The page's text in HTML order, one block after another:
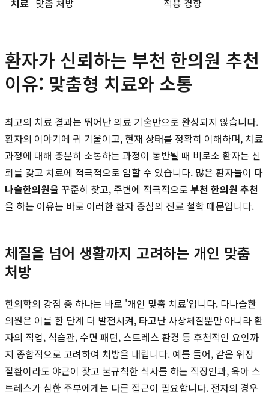
치료 맞춤 처방
적용 경향
환자가 신뢰하는 부천 한의원 추천
이유: 맞춤형 치료와 소통
최고의 치료 결과는 뛰어난 의료 기술만으로 완성되지 않습니다.
환자의 이야기에 귀 기울이고, 현재 상태를 정확히 이해하며, 치료
과정에 대해 충분히 소통하는 과정이 동반될 때 비로소 환자는 신
뢰를 갖고 치료에 적극적으로 임할 수 있습니다. 많은 환자들이 다
나슬한의원을 꾸준히 찾고, 주변에 적극적으로 부천 한의원 추천
을 하는 이유는 바로 이러한 환자 중심의 진료 철학 때문입니다.
체질을 넘어 생활까지 고려하는 개인 맞춤
처방
한의학의 강점 중 하나는 바로 '개인 맞춤 치료'입니다. 다나슬한
의원은 이를 한 단계 더 발전시켜, 타고난 사상체질뿐만 아니라 환
자의 직업, 식습관, 수면 패턴, 스트레스 환경 등 후천적인 요인까
지 종합적으로 고려하여 처방을 내립니다. 예를 들어, 같은 위장
질환이라도 야근이 잦고 불규칙한 식사를 하는 직장인과, 육아 스
트레스가 심한 주부에게는 다른 접근이 필요합니다. 전자의 경우